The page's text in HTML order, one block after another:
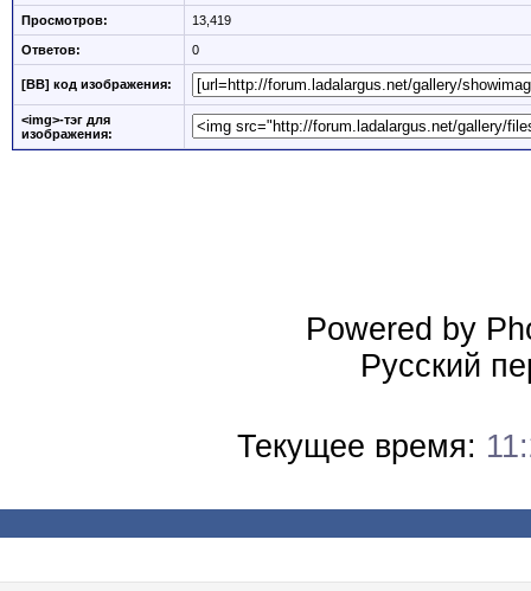
Просмотров: 13,419
Ответов: 0
[BB] код изображения:
<img>-тэг для
изображения:
Powered by
Русский
Текущее время: